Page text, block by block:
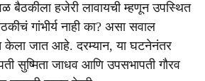
बैठकीला हजेरी लावायची म्हणून उपस्थित
गांभीर्य नाही का? असा सवाल
केला जात आहे. दरम्यान, या घटनेनंतर
सुष्मिता जाधव आणि उपसभापती गौरव